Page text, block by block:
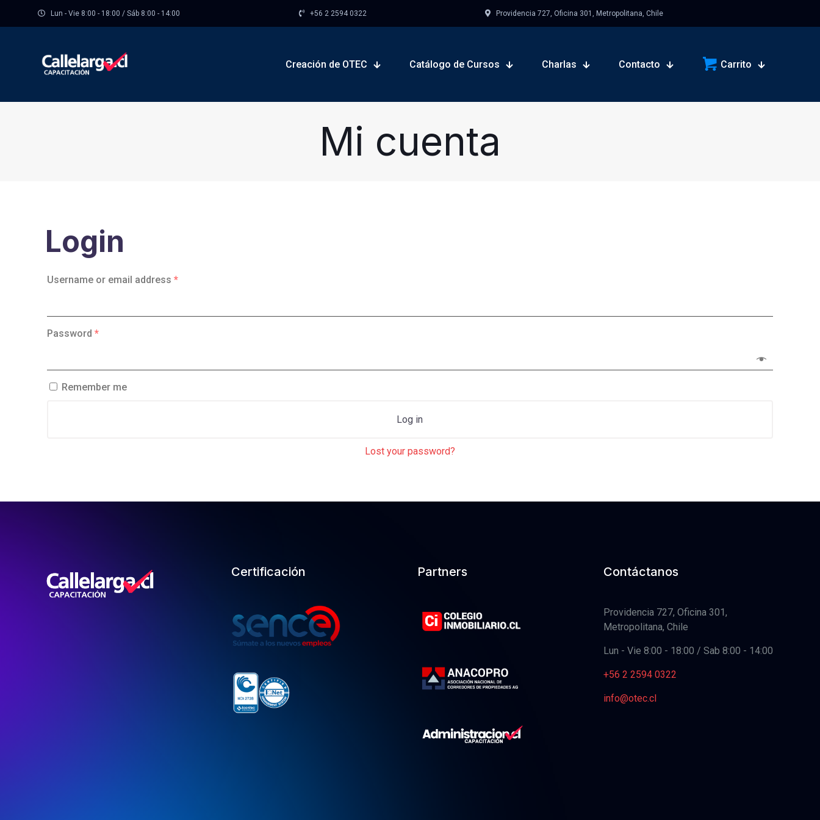
Lun - Vie 8:00 - 18:00 / Sáb 8:00 - 14:00 +56 2 2594 0322 Providencia 727, Oficina 301, Metropolitana, Chile
Creación de OTEC Catálogo de Cursos Charlas Contacto Carrito
Mi cuenta
Login
Username or email address*
Password*
Remember me
Log in
Lost your password?
Certificación Partners Contáctanos
Providencia 727, Oficina 301,
Metropolitana, Chile
Lun - Vie 8:00 - 18:00 / Sab 8:00 - 14:00
+56 2 2594 0322
info@otec.cl